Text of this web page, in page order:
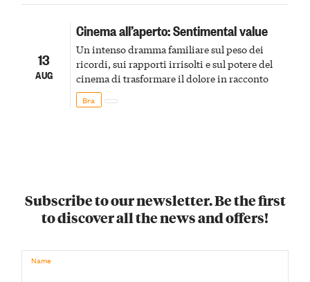
13
AUG
Cinema all’aperto: Sentimental value
Un intenso dramma familiare sul peso dei
ricordi, sui rapporti irrisolti e sul potere del
cinema di trasformare il dolore in racconto
Bra
Subscribe to our newsletter. Be the first
to discover all the news and offers!
Name